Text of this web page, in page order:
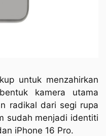
untuk menzahirkan
kamera utama
radikal dari segi rupa
sudah menjadi identiti
iPhone 16 Pro.